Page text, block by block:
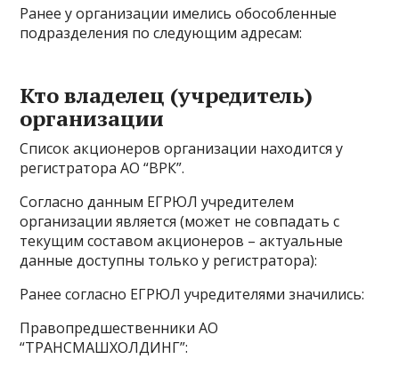
Ранее у организации имелись обособленные
подразделения по следующим адресам:
Кто владелец (учредитель)
организации
Список акционеров организации находится у
регистратора АО “ВРК”.
Согласно данным ЕГРЮЛ учредителем
организации является (может не совпадать с
текущим составом акционеров – актуальные
данные доступны только у регистратора):
Ранее согласно ЕГРЮЛ учредителями значились:
Правопредшественники АО
“ТРАНСМАШХОЛДИНГ”: